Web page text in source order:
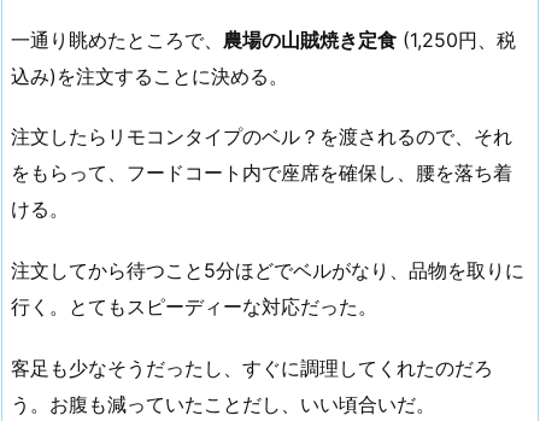
一通り眺めたところで、 農場の山賊焼き定食 (1,250円、税
込み)を注文することに決める。
注文したらリモコンタイプのベル？を渡されるので、それ
をもらって、フードコート内で座席を確保し、腰を落ち着
ける。
注文してから待つこと5分ほどでベルがなり、品物を取りに
行く。とてもスピーディーな対応だった。
客足も少なそうだったし、すぐに調理してくれたのだろ
う。お腹も減っていたことだし、いい頃合いだ。